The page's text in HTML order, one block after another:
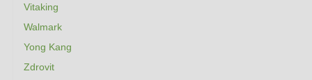
Vitaking
Walmark
Yong Kang
Zdrovit